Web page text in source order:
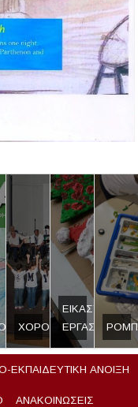
ΧΟΡΟΣ
ΕΙΚΑΣΤΙΚΟ
ΕΡΓΑΣΤΗΡΙ
ΕΚΠΑΙΔΕΥΤΙΚΗ ΑΝΟΙΞΗ
ΑΝΑΚΟΙΝΩΣΕΙΣ